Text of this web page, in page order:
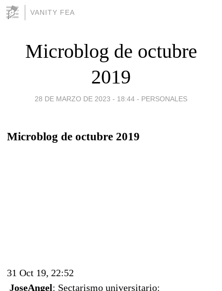
VANITY FEA
Microblog de octubre
2019
28 DE MARZO DE 2023 - 18:44 - PERSONALES
Microblog de octubre 2019
31 Oct 19, 22:52
JoseAngel: Sectarismo universitario: